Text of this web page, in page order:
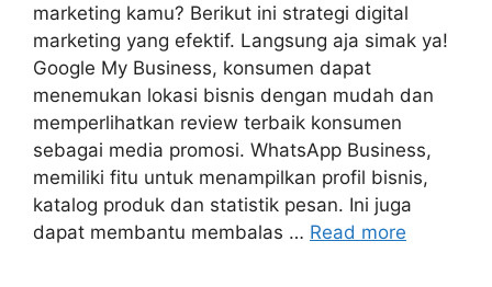
marketing kamu? Berikut ini strategi digital
marketing yang efektif. Langsung aja simak ya!
Google My Business, konsumen dapat
menemukan lokasi bisnis dengan mudah dan
memperlihatkan review terbaik konsumen
sebagai media promosi. WhatsApp Business,
memiliki fitu untuk menampilkan profil bisnis,
katalog produk dan statistik pesan. Ini juga
dapat membantu membalas … Read more